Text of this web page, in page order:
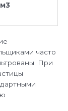
часто
При